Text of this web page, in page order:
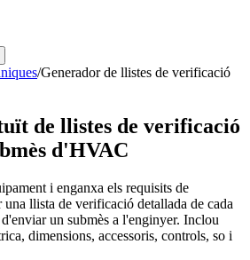
/Generador de llistes de verificació
de llistes de verificació
d'HVAC
i enganxa els requisits de
llista de verificació detallada de cada
un submès a l'enginyer. Inclou
dimensions, accessoris, controls, so i